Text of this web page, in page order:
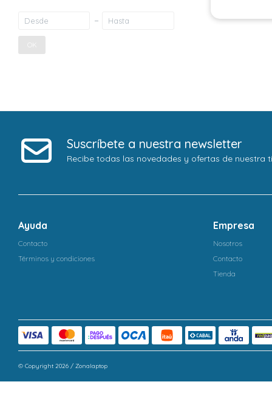
OK
Suscríbete a nuestra newsletter
Recibe todas las novedades y ofertas de nuestra
Ayuda
Contacto
Términos y condiciones
Empresa
Nosotros
Contacto
Tienda
© Copyright 2026 / Zonalaptop